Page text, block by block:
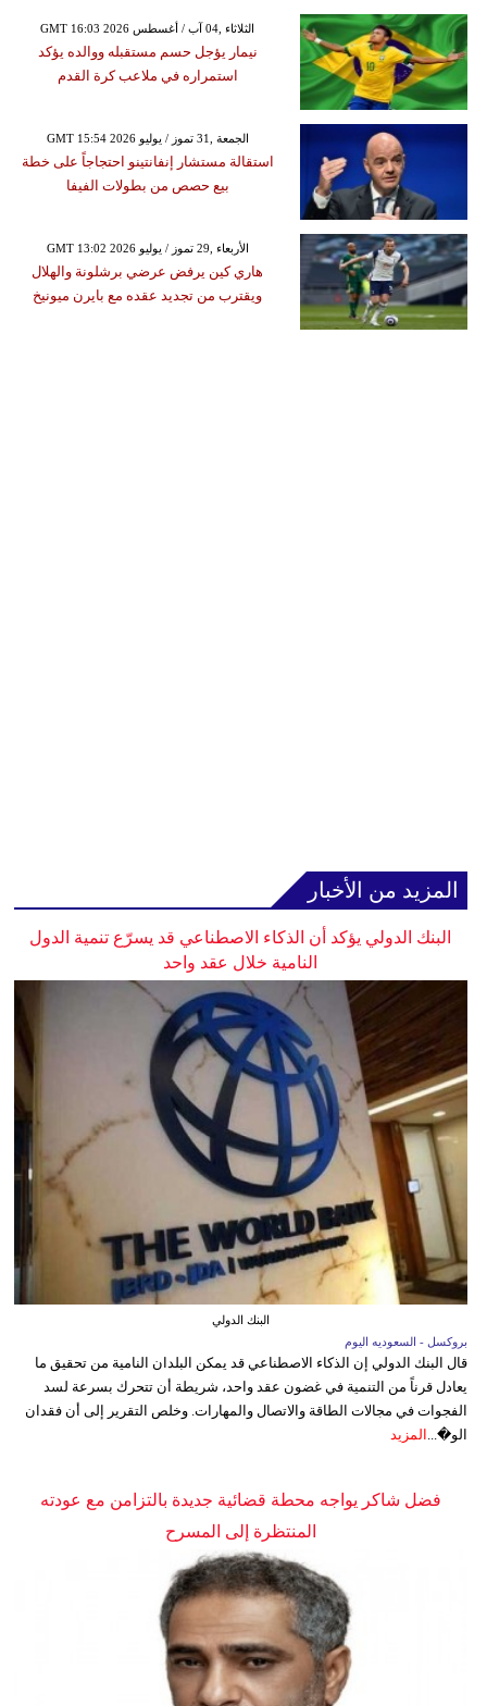
GMT 16:03 2026 الثلاثاء ,04 آب / أغسطس
نيمار يؤجل حسم مستقبله ووالده يؤكد
استمراره في ملاعب كرة القدم
GMT 15:54 2026 الجمعة ,31 تموز / يوليو
استقالة مستشار إنفانتينو احتجاجاً على خطة
بيع حصص من بطولات الفيفا
GMT 13:02 2026 الأربعاء ,29 تموز / يوليو
هاري كين يرفض عرضي برشلونة والهلال
ويقترب من تجديد عقده مع بايرن ميونيخ
المزيد من الأخبار
البنك الدولي يؤكد أن الذكاء الاصطناعي قد يسرّع تنمية الدول
النامية خلال عقد واحد
البنك الدولي
بروكسل - السعوديه اليوم
قال البنك الدولي إن الذكاء الاصطناعي قد يمكن البلدان النامية من تحقيق ما
يعادل قرناً من التنمية في غضون عقد واحد، شريطة أن تتحرك بسرعة لسد
الفجوات في مجالات الطاقة والاتصال والمهارات. وخلص التقرير إلى أن فقدان
الو�... المزيد
فضل شاكر يواجه محطة قضائية جديدة بالتزامن مع عودته
المنتظرة إلى المسرح